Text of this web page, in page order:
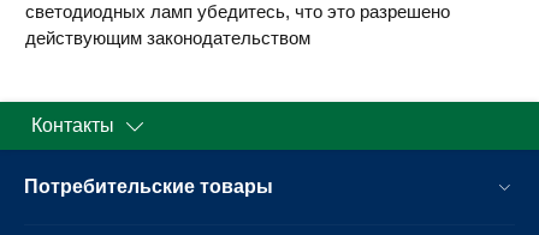
светодиодных ламп убедитесь, что это разрешено
действующим законодательством
Контакты
Потребительские товары